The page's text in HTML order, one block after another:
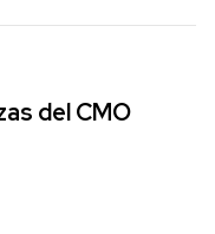
del CMO